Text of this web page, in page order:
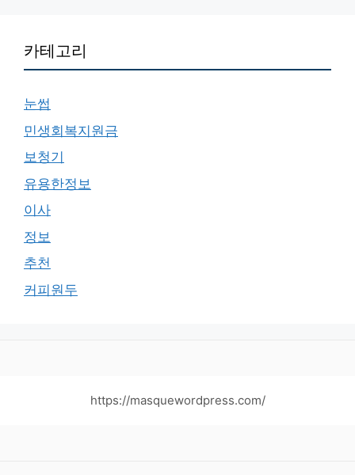
카테고리
눈썹
민생회복지원금
보청기
유용한정보
이사
정보
추천
커피원두
https://masquewordpress.com/